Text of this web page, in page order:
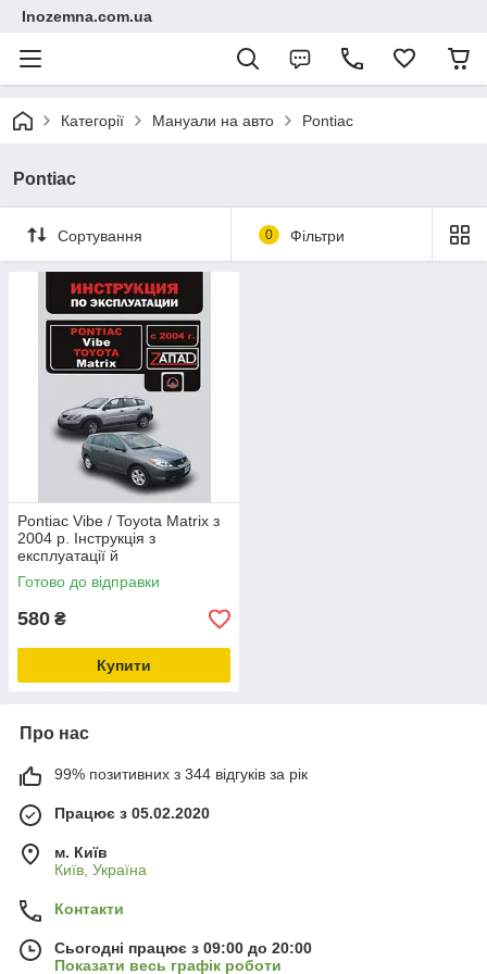
Inozemna.com.ua
Категорії Мануали на авто Pontiac
Pontiac
Сортування 0 Фільтри
Pontiac Vibe / Toyota Matrix з
2004 р. Інструкція з
експлуатації й
обслуговування
Готово до відправки
580 ₴
Купити
Про нас
99% позитивних з 344 відгуків за рік
Працює з 05.02.2020
м. Київ
Київ, Україна
Контакти
Сьогодні працює з 09:00 до 20:00
Показати весь графік роботи